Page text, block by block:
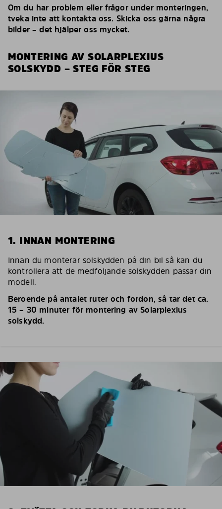
Om du har problem eller frågor under monteringen,
tveka inte att kontakta oss. Skicka oss gärna några
bilder – det hjälper oss mycket.
MONTERING AV SOLARPLEXIUS
SOLSKYDD – STEG FÖR STEG
1. INNAN MONTERING
Innan du monterar solskydden på din bil så kan du
kontrollera att de medföljande solskydden passar din
modell.
Beroende på antalet ruter och fordon, så tar det ca.
15 – 30 minuter för montering av Solarplexius
solskydd.